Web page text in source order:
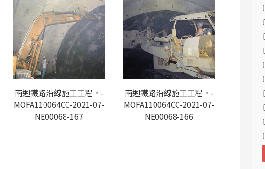
南迴鐵路沿線施工工程。-
MOFA110064CC-2021-07-
NE00068-167
南迴鐵路沿線施工工程。-
MOFA110064CC-2021-07-
NE00068-166